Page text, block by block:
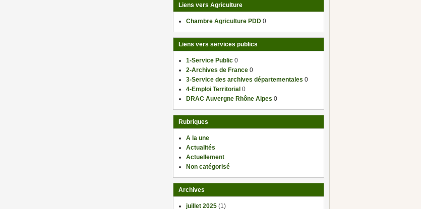
Liens vers Agriculture
Chambre Agriculture PDD 0
Liens vers services publics
1-Service Public 0
2-Archives de France 0
3-Service des archives départementales 0
4-Emploi Territorial 0
DRAC Auvergne Rhône Alpes 0
Rubriques
A la une
Actualités
Actuellement
Non catégorisé
Archives
juillet 2025 (1)